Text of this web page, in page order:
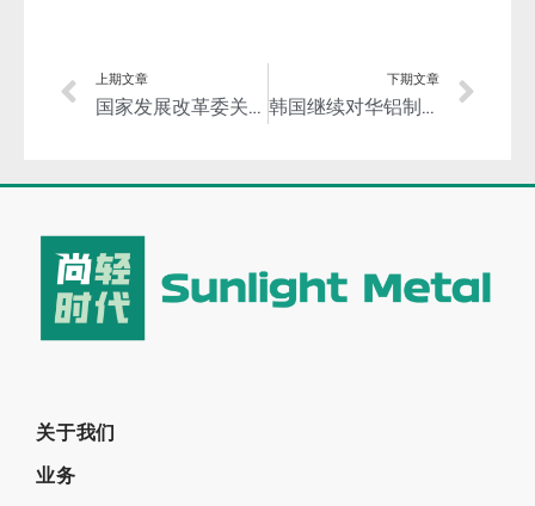
上期文章
国家发展改革委关于钢铁冶炼项目 备案管理的意见
下期文章
韩国继续对华铝制预涂感光板征收反倾销税​
关于我们
业务